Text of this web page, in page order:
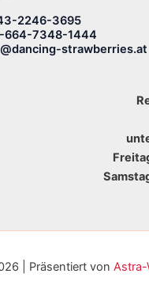
2246-3695
664-7348-1444
strawberries.at
| Präsentiert von Astra-